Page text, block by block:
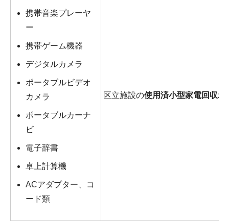
携帯音楽プレーヤ
ー
携帯ゲーム機器
デジタルカメラ
ポータブルビデオ
カメラ
ポータブルカーナ
ビ
電子辞書
卓上計算機
ACアダプター、コ
ード類
区立施設の使用済小型家電回収ボ